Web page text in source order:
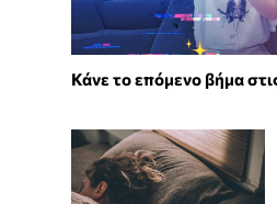
Κάνε το επόμενο βήμα